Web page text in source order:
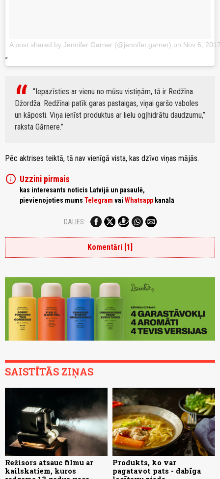
A post shared by Jennifer Garner (@jennifer.garner) on Nov 6,
“Iepazīsties ar vienu no mūsu vistiņām, tā ir Redžīna
Džordža. Redžīnai patīk garas pastaigas, viņai garšo vaboles
un kāposti. Viņa ienīst produktus ar lielu ogļhidrātu daudzumu,”
raksta Gārnere.
Pēc aktrises teiktā, tā nav vienīgā vista, kas dzīvo viņas mājās.
info Uzzini pirmais
kas interesants noticis Latvijā un pasaulē,
pievienojoties mums Telegram vai Whatsapp kanālā
DALIES:
Komentāri [1]
SAISTĪTĀS ZIŅAS
Režisors atsauc filmu ar
kailskatiem, kuros
Produkts, ko var
pagatavot pats - dabīga